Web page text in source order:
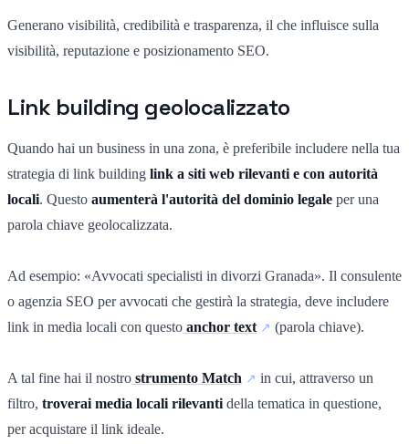
Generano visibilità, credibilità e trasparenza, il che influisce sulla
visibilità, reputazione e posizionamento SEO.
Link building geolocalizzato
Quando hai un business in una zona, è preferibile includere nella tua
strategia di link building link a siti web rilevanti e con autorità
locali. Questo aumenterà l'autorità del dominio legale per una
parola chiave geolocalizzata.
Ad esempio: «Avvocati specialisti in divorzi Granada». Il consulente
o agenzia SEO per avvocati che gestirà la strategia, deve includere
link in media locali con questo anchor text (parola chiave).
A tal fine hai il nostro strumento Match
in cui, attraverso un
filtro, troverai media locali rilevanti della tematica in questione,
per acquistare il link ideale.